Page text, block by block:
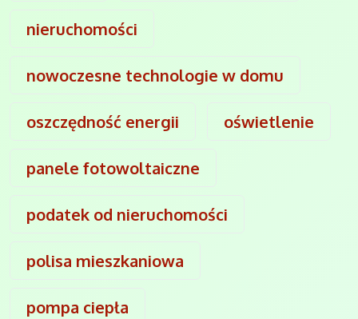
nieruchomości
nowoczesne technologie w domu
oszczędność energii oświetlenie
panele fotowoltaiczne
podatek od nieruchomości
polisa mieszkaniowa
pompa ciepła